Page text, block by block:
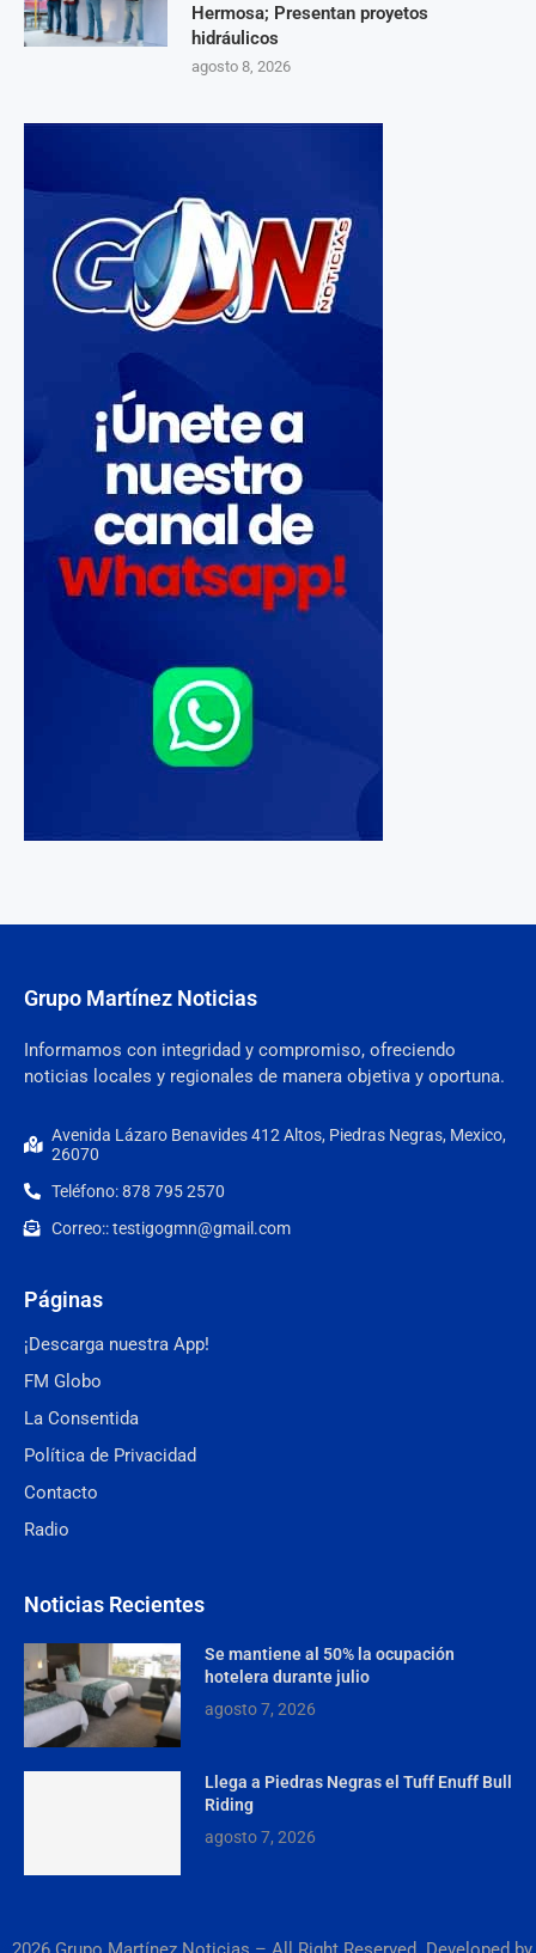
Hermosa; Presentan proyetos
hidráulicos
agosto 8, 2026
Grupo Martínez Noticias
Informamos con integridad y compromiso, ofreciendo
noticias locales y regionales de manera objetiva y oportuna.
Avenida Lázaro Benavides 412 Altos, Piedras Negras, Mexico,
26070
Teléfono: 878 795 2570
Correo:: testigogmn@gmail.com
Páginas
¡Descarga nuestra App!
FM Globo
La Consentida
Política de Privacidad
Contacto
Radio
Noticias Recientes
Se mantiene al 50% la ocupación
hotelera durante julio
agosto 7, 2026
Llega a Piedras Negras el Tuff Enuff Bull
Riding
agosto 7, 2026